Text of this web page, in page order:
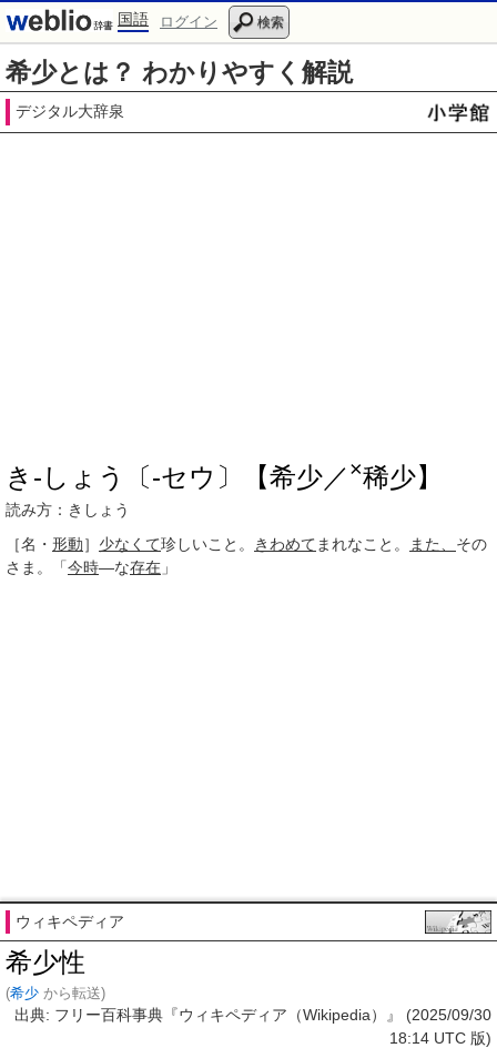
国語 ログイン 検索
希少とは？ わかりやすく解説
デジタル大辞泉
き‐しょう〔‐セウ〕【希少／×稀少】
読み方：きしょう
［名・ 形動］ 少なくて珍しいこと。 きわめて まれなこと。 また、 その
さま。「今時―な存在 」
ウィキペディア
希少性
(希少 から転送)
出典: フリー百科事典『ウィキペディア（Wikipedia）』 (2025/09/30
18:14 UTC 版)